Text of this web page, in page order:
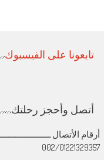
تابعونا على الفيسبوك
أتصل وأحجز رحلتك
002/01221329357